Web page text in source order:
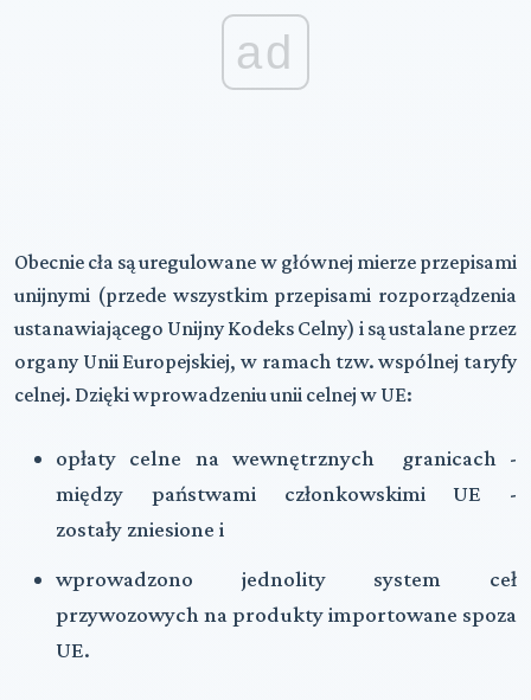
ad
Obecnie cła są uregulowane w głównej mierze przepisami
unijnymi (przede wszystkim przepisami rozporządzenia
ustanawiającego Unijny Kodeks Celny) i są ustalane przez
organy Unii Europejskiej, w ramach tzw. wspólnej taryfy
celnej. Dzięki wprowadzeniu unii celnej w UE:
opłaty celne na wewnętrznych granicach -
między państwami członkowskimi UE -
zostały zniesione i
wprowadzono jednolity system ceł
przywozowych na produkty importowane spoza
UE.